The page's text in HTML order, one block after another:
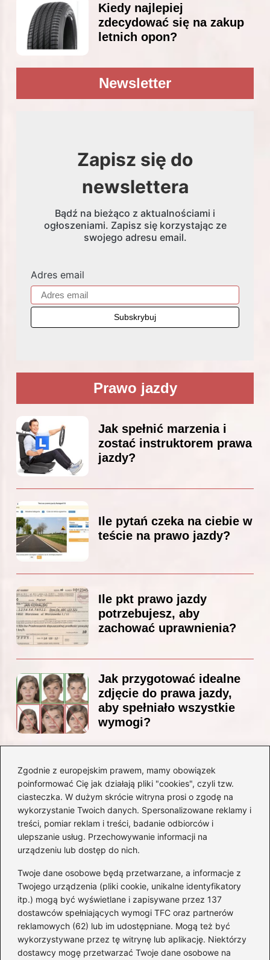
Zgodnie z europejskim prawem, mamy obowiązek
poinformować Cię jak działają pliki "cookies", czyli tzw.
ciasteczka. W dużym skrócie witryna prosi o zgodę na
wykorzystanie Twoich danych. Spersonalizowane reklamy i
treści, pomiar reklam i treści, badanie odbiorców i
ulepszanie usług. Przechowywanie informacji na
urządzeniu lub dostęp do nich.
Twoje dane osobowe będą przetwarzane, a informacje z
Twojego urządzenia (pliki cookie, unikalne identyfikatory
itp.) mogą być wyświetlane i zapisywane przez 137
dostawców spełniających wymogi TFC oraz partnerów
reklamowych (62) lub im udostępniane. Mogą też być
wykorzystywane przez tę witrynę lub aplikację. Niektórzy
dostawcy mogę przetwarzać Twoje dane osobowe na
Kiedy najlepiej
zdecydować się na zakup
letnich opon?
Newsletter
Zapisz się do
newslettera
Bądź na bieżąco z aktualnościami i
ogłoszeniami. Zapisz się korzystając ze
swojego adresu email.
Adres email
Prawo jazdy
Jak spełnić marzenia i
zostać instruktorem prawa
jazdy?
Ile pytań czeka na ciebie w
teście na prawo jazdy?
Ile pkt prawo jazdy
potrzebujesz, aby
zachować uprawnienia?
Jak przygotować idealne
zdjęcie do prawa jazdy,
aby spełniało wszystkie
wymogi?
Czy Jarosław Kaczyński
posiada prawo jazdy? Oto
prawda, którą warto znać!
Kategorie
Akumulatory(71)
Benzyna i Diesel(68)
Motocykle(47)
Opony(77)
Prawo jazdy(75)